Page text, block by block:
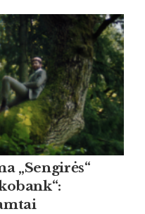
„Sengirės“